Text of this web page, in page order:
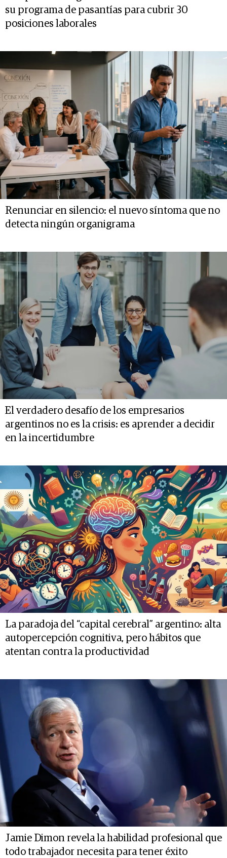
su programa de pasantías para cubrir 30
posiciones laborales
Renunciar en silencio: el nuevo síntoma que no
detecta ningún organigrama
El verdadero desafío de los empresarios
argentinos no es la crisis: es aprender a decidir
en la incertidumbre
La paradoja del “capital cerebral” argentino: alta
autopercepción cognitiva, pero hábitos que
atentan contra la productividad
Jamie Dimon revela la habilidad profesional que
todo trabajador necesita para tener éxito